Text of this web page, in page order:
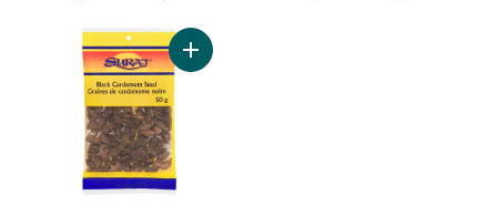
Ajouter Graines de cardamome noire au